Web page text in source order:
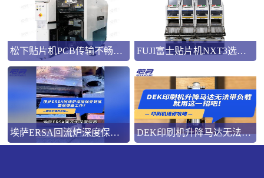
松下贴片机PCB传输不畅的原因与处理方法 FUJI富士贴片机NXT3选M3 III还是M6三代机？看完这篇告别纠结！
埃萨ERSA回流炉深度保养，到底要做哪些工作？ DEK印刷机升降马达无法带负载就用这一招吧！